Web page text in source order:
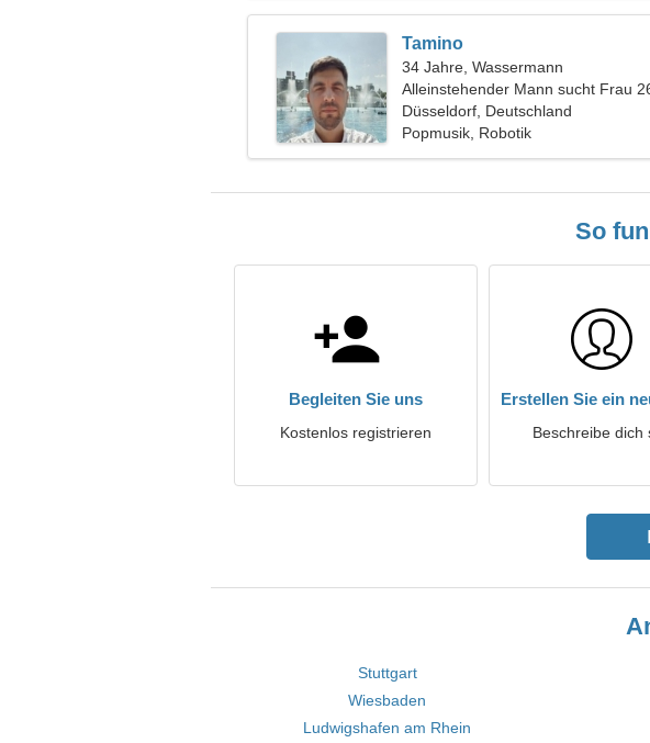
Tamino
34 Jahre, Wassermann
Alleinstehender Mann sucht Frau
Düsseldorf, Deutschland
Popmusik, Robotik
So
Begleiten Sie uns
Kostenlos registrieren
Erstellen Sie ein
Beschreibe dich
Stuttgart
Wiesbaden
Ludwigshafen am Rhein